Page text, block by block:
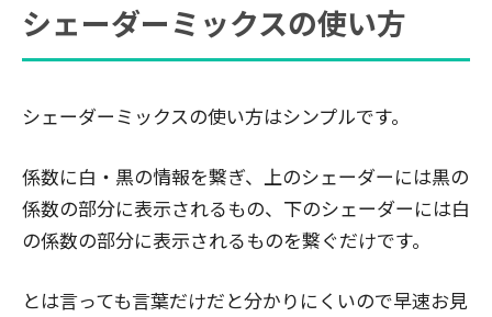
シェーダーミックスの使い方
シェーダーミックスの使い方はシンプルです。
係数に白・黒の情報を繋ぎ、上のシェーダーには黒の
係数の部分に表示されるもの、下のシェーダーには白
の係数の部分に表示されるものを繋ぐだけです。
とは言っても言葉だけだと分かりにくいので早速お見